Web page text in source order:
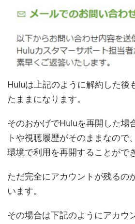
Huluは上記のように解約した後
たままになります。
そのおかげでHuluを再開した場
トや視聴履歴がそのままなので
環境で利用を再開することがで
ただ完全にアカウントが残るの
います。
その場合は下記のようにアカウ